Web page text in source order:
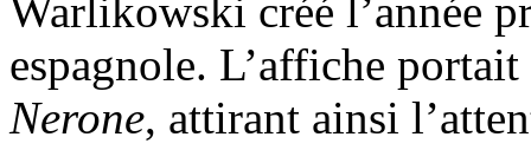
Warlikowski créé l’année
espagnole. L’affiche
Nerone, attirant ainsi